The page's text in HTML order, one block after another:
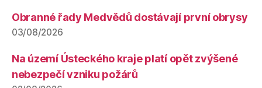
Obranné řady Medvědů dostávají první obrysy
03/08/2026
Na území Ústeckého kraje platí opět zvýšené
nebezpečí vzniku požárů